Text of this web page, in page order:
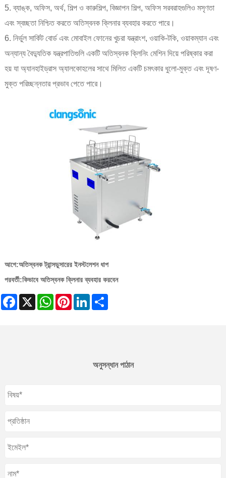
5. ব্যাঙ্ক, অফিস, অর্থ, শিল্প ও কারুশিল্প, বিজ্ঞাপন শিল্প, অফিস সরবরাহগুলিও মসৃণতা
এবং স্বচ্ছতা নিশ্চিত করতে অতিস্বনক ক্লিনার ব্যবহার করতে পারে।
6. নির্ভুল সার্কিট বোর্ড এবং মোবাইল ফোনের খুচরা যন্ত্রাংশ, ওয়াকি-টকি, ওয়াকম্যান এবং
অন্যান্য বৈদ্যুতিক যন্ত্রপাতিগুলি একটি অতিস্বনক ক্লিনিং মেশিন দিয়ে পরিষ্কার করা
হয় যা অ্যানহাইড্রাস অ্যালকোহলের সাথে মিলিত একটি চমৎকার ধুলো-মুক্ত এবং দূষণ-
মুক্ত পরিচ্ছন্নতার প্রভাব পেতে পারে।
আগে:অতিস্বনক ট্রান্সডুসারের ইনস্টলেশন ধাপ
পরবর্তী:কিভাবে অতিস্বনক ক্লিনার ব্যবহার করবেন
Facebook
X WhatsAppPinterestLinkedIn
অনুসন্ধান পাঠান